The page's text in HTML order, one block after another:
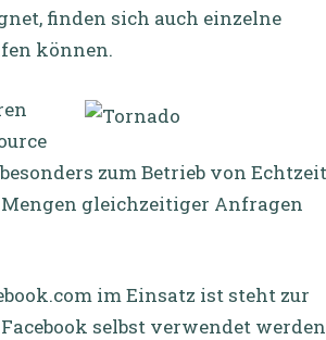
finden sich auch einzelne
können.
zum Betrieb von Echtzeit
gleichzeitiger Anfragen
im Einsatz ist steht zur
selbst verwendet werden